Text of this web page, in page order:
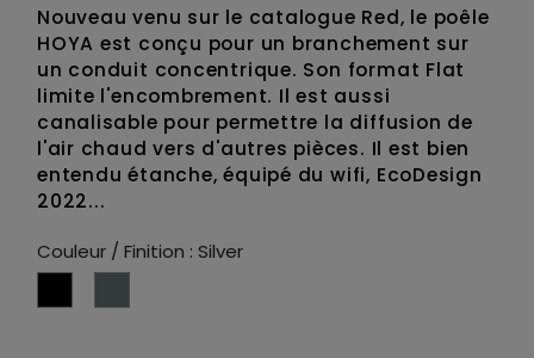
Nouveau venu sur le catalogue Red, le poêle
HOYA est conçu pour un branchement sur
un conduit concentrique. Son format Flat
limite l'encombrement. Il est aussi
canalisable pour permettre la diffusion de
l'air chaud vers d'autres pièces. Il est bien
entendu étanche, équipé du wifi, EcoDesign
2022...
Couleur / Finition : Silver